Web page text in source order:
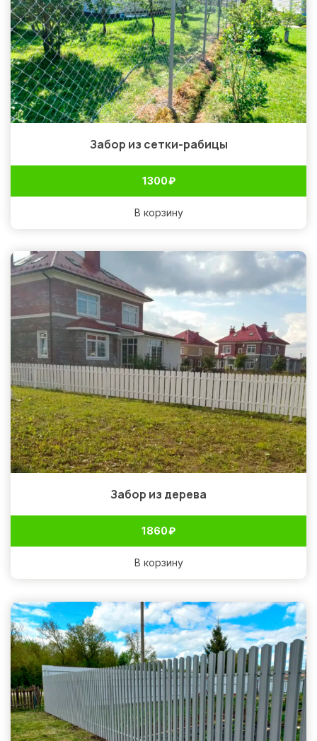
Забор из сетки-рабицы
1 300₽
В корзину
Забор из дерева
1 860₽
В корзину